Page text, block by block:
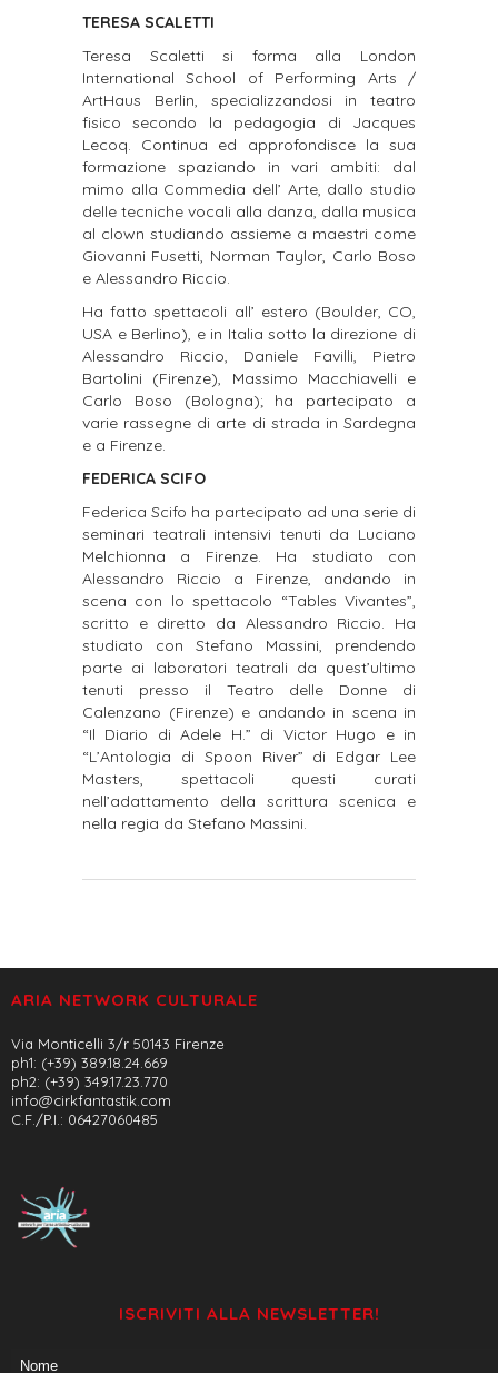
TERESA SCALETTI
Teresa Scaletti si forma alla London
International School of Performing Arts /
ArtHaus Berlin, specializzandosi in teatro
fisico secondo la pedagogia di Jacques
Lecoq. Continua ed approfondisce la sua
formazione spaziando in vari ambiti: dal
mimo alla Commedia dell’ Arte, dallo studio
delle tecniche vocali alla danza, dalla musica
al clown studiando assieme a maestri come
Giovanni Fusetti, Norman Taylor, Carlo Boso
e Alessandro Riccio.
Ha fatto spettacoli all’ estero (Boulder, CO,
USA e Berlino), e in Italia sotto la direzione di
Alessandro Riccio, Daniele Favilli, Pietro
Bartolini (Firenze), Massimo Macchiavelli e
Carlo Boso (Bologna); ha partecipato a
varie rassegne di arte di strada in Sardegna
e a Firenze.
FEDERICA SCIFO
Federica Scifo ha partecipato ad una serie di
seminari teatrali intensivi tenuti da Luciano
Melchionna a Firenze. Ha studiato con
Alessandro Riccio a Firenze, andando in
scena con lospettacolo “Tables Vivantes”,
scritto e diretto da Alessandro Riccio. Ha
studiato con Stefano Massini, prendendo
parte ai laboratori teatrali da quest’ultimo
tenuti presso il Teatro delle Donne di
Calenzano (Firenze) e andando in scena in
“Il Diario di Adele H.” di Victor Hugo e in
“L’Antologia di Spoon River” di Edgar Lee
Masters, spettacoli questi curati
nell’adattamento della scrittura scenica e
nella regia da Stefano Massini.
ARIA NETWORK CULTURALE
Via Monticelli 3/r 50143 Firenze
ph1: (+39) 389.18.24.669
ph2: (+39) 349.17.23.770
info@cirkfantastik.com
C.F./P.I.: 06427060485
ISCRIVITI ALLA NEWSLETTER!